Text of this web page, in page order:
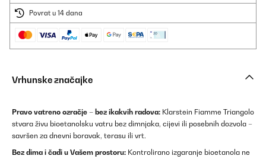
Povrat u 14 dana
Vrhunske značajke
Pravo vatreno ozračje – bez ikakvih radova: Klarstein Fiamme Triangolo
stvara živu bioetanolsku vatru bez dimnjaka, cijevi ili posebnih dozvola –
savršen za dnevni boravak, terasu ili vrt.
Bez dima i čađi u Vašem prostoru: Kontrolirano izgaranje bioetanola ne